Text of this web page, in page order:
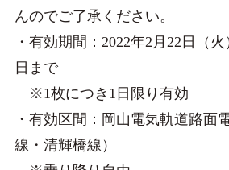
んのでご了承ください。
・有効期間：2022年2月22日（
日まで
※1枚につき1日限り有効
・有効区間：岡山電気軌道路面
線・清輝橋線）